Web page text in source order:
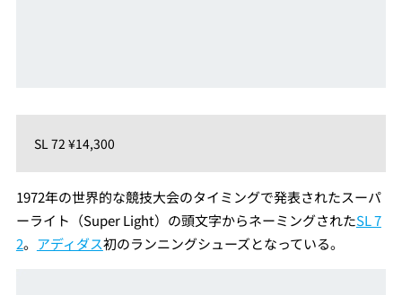
SL 72 ¥14,300
1972年の世界的な競技大会のタイミングで発表されたスーパ
ーライト（Super Light）の頭文字からネーミングされたSL 7
2。 アディダス初のランニングシューズとなっている。